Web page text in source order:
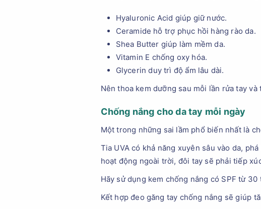
Hyaluronic Acid giúp giữ nước.
Ceramide hỗ trợ phục hồi hàng rào da.
Shea Butter giúp làm mềm da.
Vitamin E chống oxy hóa.
Glycerin duy trì độ ẩm lâu dài.
Nên thoa kem dưỡng sau mỗi lần rửa tay
Chống nắng cho da tay mỗi ngày
Một trong những sai lầm phổ biến nhất là
Tia UVA có khả năng xuyên sâu vào da,
hoạt động ngoài trời, đôi tay sẽ phải tiếp
Hãy sử dụng kem chống nắng có SPF từ
Kết hợp đeo găng tay chống nắng sẽ giúp